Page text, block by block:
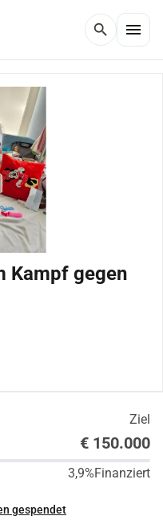
search menu
Kampf gegen
Ziel
€ 150.000
3,9%Finanziert
gespendet